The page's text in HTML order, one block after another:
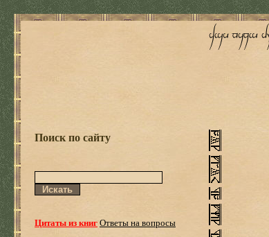
Поиск по сайту
Цитаты из книгОтветы на вопросы